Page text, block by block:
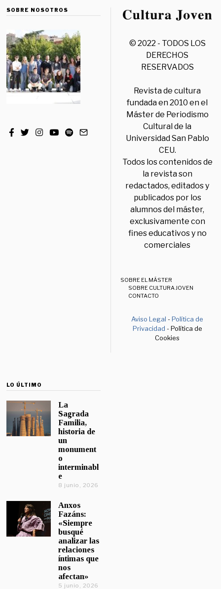
SOBRE NOSOTROS
© 2022 - TODOS LOS
DERECHOS
RESERVADOS
Revista de cultura
fundada en 2010 en el
Máster de Periodismo
Cultural de la
Universidad San Pablo
CEU.
Todos los contenidos de
la revista son
redactados, editados y
publicados por los
alumnos del máster,
exclusivamente con
fines educativos y no
comerciales
SOBRE EL MÁSTER
SOBRE CULTURA JOVEN
CONTACTO
Aviso Legal -Política de
Privacidad - Política de
Cookies
LO ÚLTIMO
La
Sagrada
Familia,
historia de
un
monument
o
interminabl
e
8 junio, 2026
Anxos
Fazáns:
«Siempre
busqué
analizar las
relaciones
íntimas que
nos
afectan»
5 junio, 2026